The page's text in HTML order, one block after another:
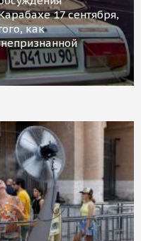
17 сентября,
как